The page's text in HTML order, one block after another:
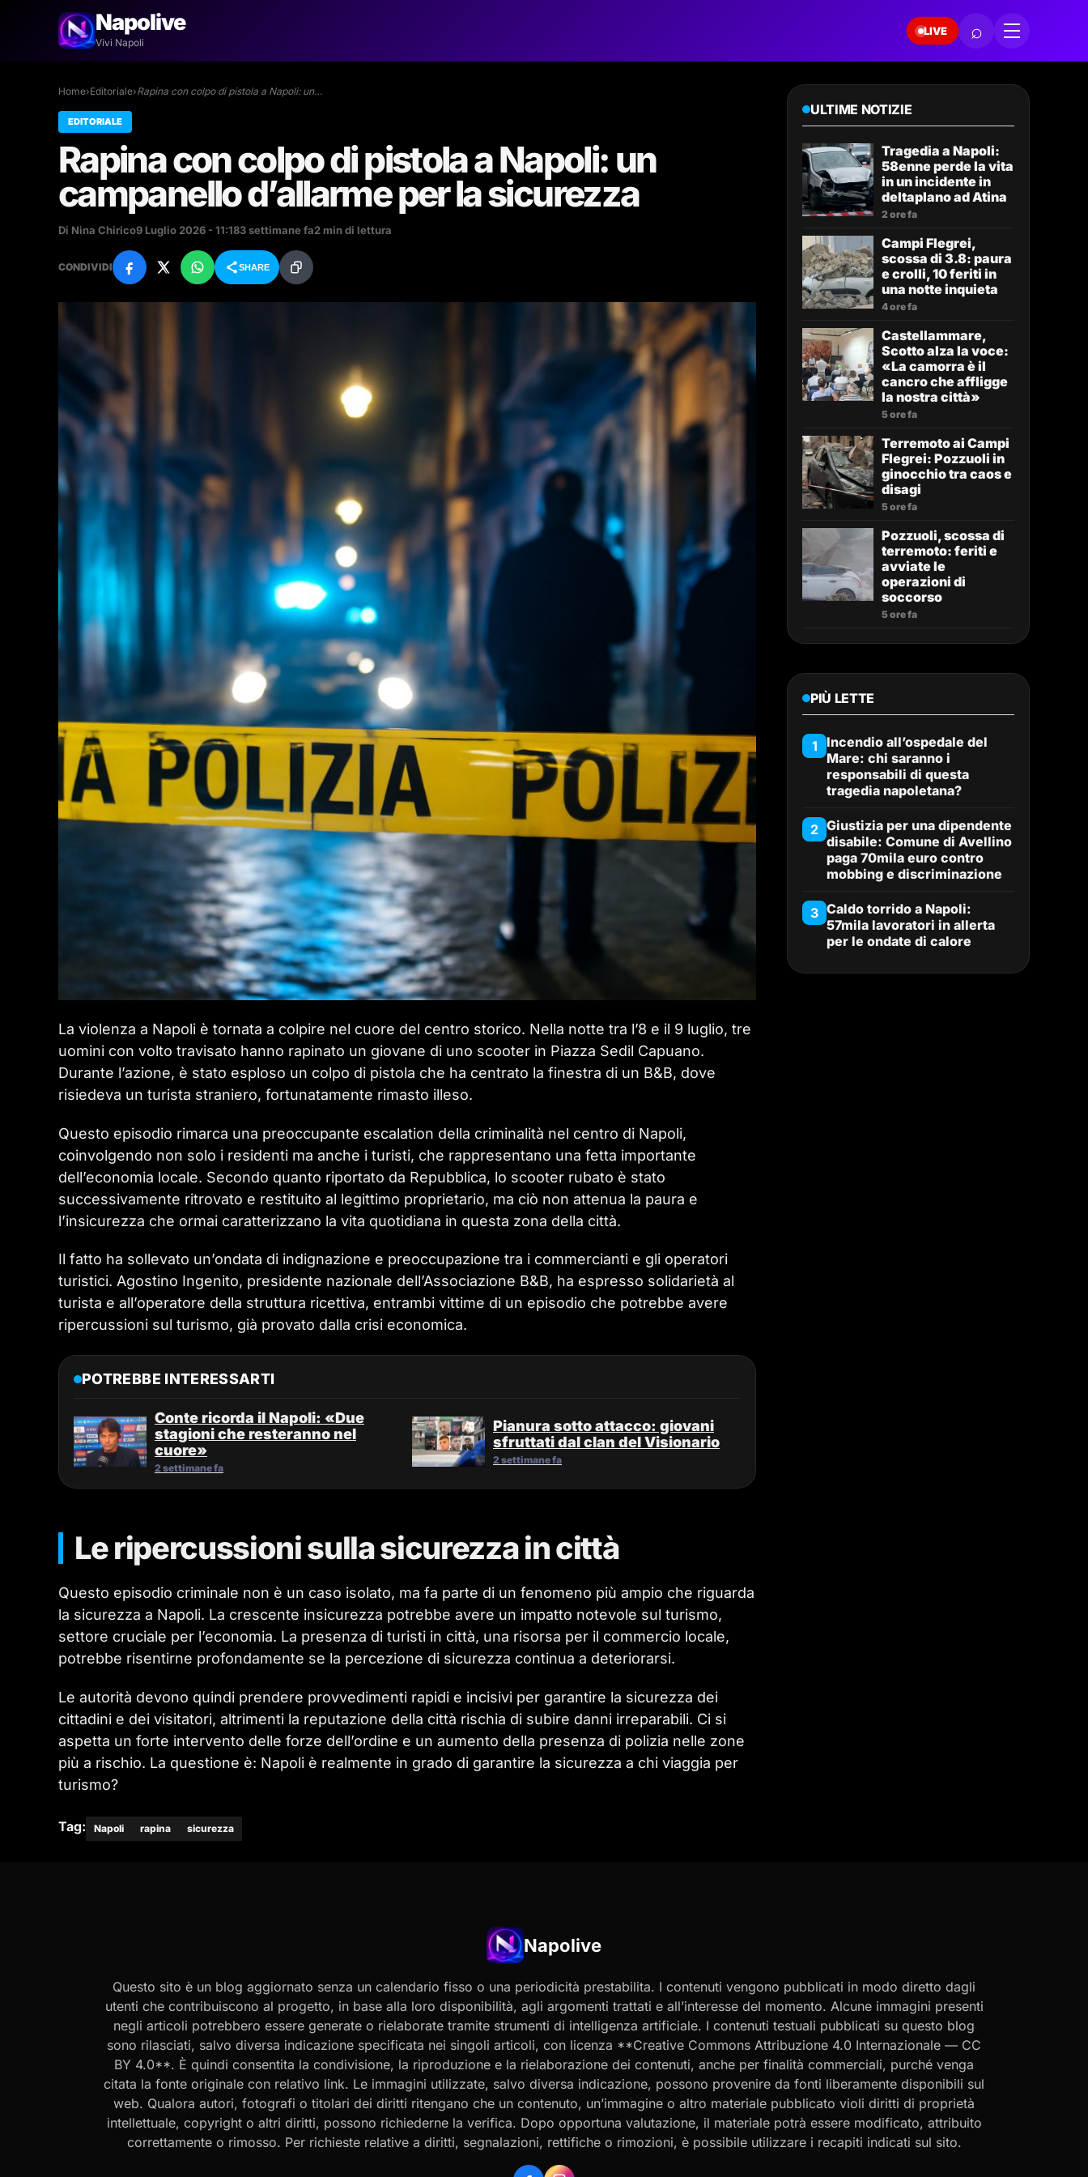
Napolive
Vivi Napoli
LIVE ⌕
Home›Editoriale›Rapina con colpo di pistola a Napoli: un…
EDITORIALE
Rapina con colpo di pistola a Napoli: un
campanello d’allarme per la sicurezza
Di Nina Chirico9 Luglio 2026 - 11:183 settimane fa2 min di lettura
CONDIVIDI SHARE
La violenza a Napoli è tornata a colpire nel cuore del centro storico. Nella notte tra l’8 e il 9 luglio, tre
uomini con volto travisato hanno rapinato un giovane di uno scooter in Piazza Sedil Capuano.
Durante l’azione, è stato esploso un colpo di pistola che ha centrato la finestra di un B&B, dove
risiedeva un turista straniero, fortunatamente rimasto illeso.
Questo episodio rimarca una preoccupante escalation della criminalità nel centro di Napoli,
coinvolgendo non solo i residenti ma anche i turisti, che rappresentano una fetta importante
dell’economia locale. Secondo quanto riportato da Repubblica, lo scooter rubato è stato
successivamente ritrovato e restituito al legittimo proprietario, ma ciò non attenua la paura e
l’insicurezza che ormai caratterizzano la vita quotidiana in questa zona della città.
Il fatto ha sollevato un’ondata di indignazione e preoccupazione tra i commercianti e gli operatori
turistici. Agostino Ingenito, presidente nazionale dell’Associazione B&B, ha espresso solidarietà al
turista e all’operatore della struttura ricettiva, entrambi vittime di un episodio che potrebbe avere
ripercussioni sul turismo, già provato dalla crisi economica.
POTREBBE INTERESSARTI
Conte ricorda il Napoli: «Due
stagioni che resteranno nel
cuore»
2 settimane fa
Pianura sotto attacco: giovani
sfruttati dal clan del Visionario
2 settimane fa
Le ripercussioni sulla sicurezza in città
Questo episodio criminale non è un caso isolato, ma fa parte di un fenomeno più ampio che riguarda
la sicurezza a Napoli. La crescente insicurezza potrebbe avere un impatto notevole sul turismo,
settore cruciale per l’economia. La presenza di turisti in città, una risorsa per il commercio locale,
potrebbe risentirne profondamente se la percezione di sicurezza continua a deteriorarsi.
Le autorità devono quindi prendere provvedimenti rapidi e incisivi per garantire la sicurezza dei
cittadini e dei visitatori, altrimenti la reputazione della città rischia di subire danni irreparabili. Ci si
aspetta un forte intervento delle forze dell’ordine e un aumento della presenza di polizia nelle zone
più a rischio. La questione è: Napoli è realmente in grado di garantire la sicurezza a chi viaggia per
turismo?
Tag: Napoli rapina sicurezza
ULTIME NOTIZIE
Tragedia a Napoli:
58enne perde la vita
in un incidente in
deltaplano ad Atina
2 ore fa
Campi Flegrei,
scossa di 3.8: paura
e crolli, 10 feriti in
una notte inquieta
4 ore fa
Castellammare,
Scotto alza la voce:
«La camorra è il
cancro che affligge
la nostra città»
5 ore fa
Terremoto ai Campi
Flegrei: Pozzuoli in
ginocchio tra caos e
disagi
5 ore fa
Pozzuoli, scossa di
terremoto: feriti e
avviate le
operazioni di
soccorso
5 ore fa
PIÙ LETTE
1
Incendio all’ospedale del
Mare: chi saranno i
responsabili di questa
tragedia napoletana?
2 Giustizia per una dipendente
disabile: Comune di Avellino
paga 70mila euro contro
mobbing e discriminazione
3 Caldo torrido a Napoli:
57mila lavoratori in allerta
per le ondate di calore
Napolive
Questo sito è un blog aggiornato senza un calendario fisso o una periodicità prestabilita. I contenuti vengono pubblicati in modo diretto dagli
utenti che contribuiscono al progetto, in base alla loro disponibilità, agli argomenti trattati e all’interesse del momento. Alcune immagini presenti
negli articoli potrebbero essere generate o rielaborate tramite strumenti di intelligenza artificiale. I contenuti testuali pubblicati su questo blog
sono rilasciati, salvo diversa indicazione specificata nei singoli articoli, con licenza **Creative Commons Attribuzione 4.0 Internazionale — CC
BY 4.0**. È quindi consentita la condivisione, la riproduzione e la rielaborazione dei contenuti, anche per finalità commerciali, purché venga
citata la fonte originale con relativo link. Le immagini utilizzate, salvo diversa indicazione, possono provenire da fonti liberamente disponibili sul
web. Qualora autori, fotografi o titolari dei diritti ritengano che un contenuto, un’immagine o altro materiale pubblicato violi diritti di proprietà
intellettuale, copyright o altri diritti, possono richiederne la verifica. Dopo opportuna valutazione, il materiale potrà essere modificato, attribuito
correttamente o rimosso. Per richieste relative a diritti, segnalazioni, rettifiche o rimozioni, è possibile utilizzare i recapiti indicati sul sito.